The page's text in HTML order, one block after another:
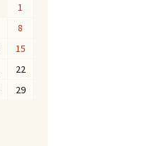
1
8
15
22
29